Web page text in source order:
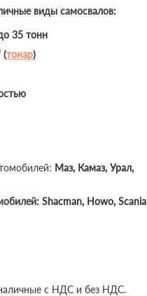
виды самосвалов:
35 тонн
(тонар)
Маз, Камаз, Урал,
Shacman, Howo, Scania
с НДС и без НДС.